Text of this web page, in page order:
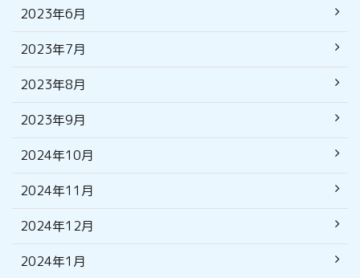
2023年6月
2023年7月
2023年8月
2023年9月
2024年10月
2024年11月
2024年12月
2024年1月